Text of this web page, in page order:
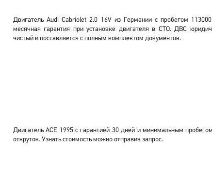
Двигатель Audi Cabriolet 2.0 16V из Германии с пробегом
месячная гарантия при установке двигателя в СТО. ДВС
чистый и поставляется с полным комплектом документов.
Двигатель ACE 1995 с гарантией 30 дней и минимальным
откруток. Узнать стоимость можно отправив запрос.